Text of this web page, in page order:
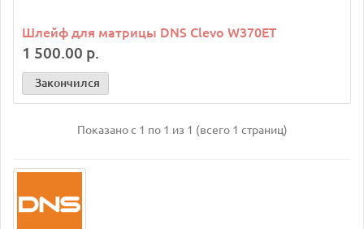
Шлейф для матрицы DNS Clevo W370ET
1 500.00 р.
Закончился
Показано с 1 по 1 из 1 (всего 1 страниц)